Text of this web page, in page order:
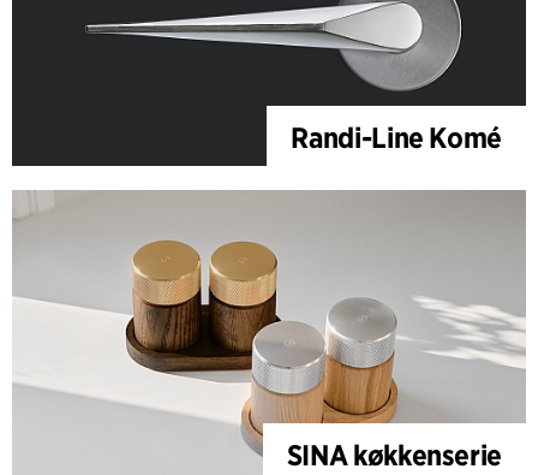
Randi-Line Komé
SINA køkkenserie